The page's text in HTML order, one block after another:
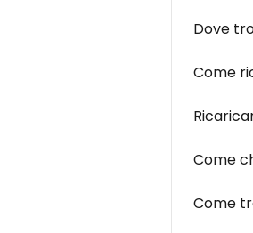
Dove
Come
Come
Come